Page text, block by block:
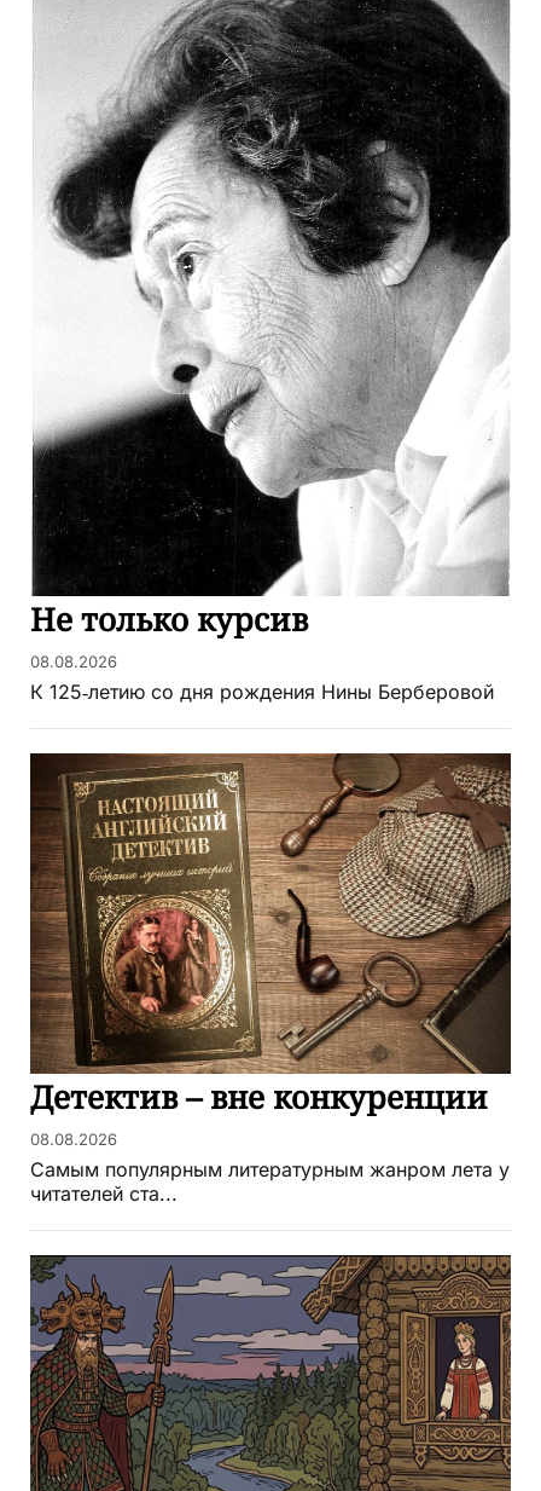
Не только курсив
08.08.2026
К 125‑летию со дня рождения Нины Берберовой
Детектив – вне конкуренции
08.08.2026
Самым популярным литературным жанром лета у
читателей ста...